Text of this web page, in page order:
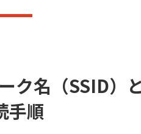
ク名（SSID）
手順